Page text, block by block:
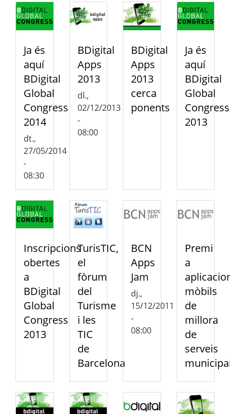
Ja és
aquí
BDigital
Global
Congress
2014
dt.,
27/05/2014
-
08:30
BDigital
Apps
2013
dl.,
02/12/2013
-
08:00
BDigital
Apps
2013
cerca
ponents
Ja és
aquí
BDigital
Global
Congress
2013
Inscripcions
obertes
a
BDigital
Global
Congress
2013
TurisTIC,
el
fòrum
del
Turisme
i les
TIC
de
Barcelona
BCN
Apps
Jam
dj.,
15/12/2011
-
08:00
Premi
a
mòbils
de
millora
de
serveis